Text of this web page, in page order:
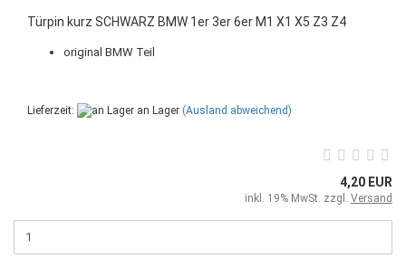
Türpin kurz SCHWARZ BMW 1er 3er 6er M1 X1 X5 Z3 Z4
original BMW Teil
Lieferzeit: an Lager (Ausland abweichend)
4,20 EUR
inkl. 19% MwSt. zzgl. Versand